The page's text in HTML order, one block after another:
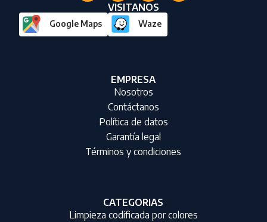
VISITANOS
Google Maps Waze
EMPRESA
Nosotros
Contáctanos
Política de datos
Garantía legal
Términos y condiciones
CATEGORIAS
Limpieza codificada por colores